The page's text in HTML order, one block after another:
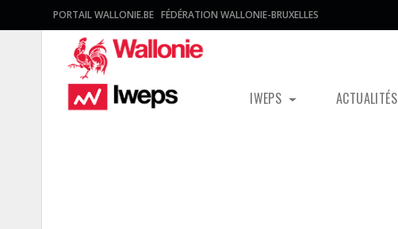
PORTAIL WALLONIE.BE FÉDÉRATION WALLONIE-BRUXELLES
IWEPS ACTUALITÉS